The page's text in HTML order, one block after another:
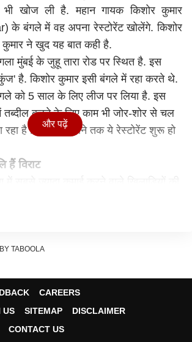
भी खोज ली है. महान गायक किशोर कुमार
के बंगले में वह अपना रेस्टोरेंट खोलेंगे. किशोर
ने खुद यह बात कही है.
मुंबई के जुहू तारा रोड पर स्थित है. इस
है. किशोर कुमार इसी बंगले में रहा करते थे.
को 5 साल के लिए लीज पर लिया है. इस
तब्दील करने के लिए काम भी जोर-शोर से चल
रहा है कि अगले महीने तक ये रेस्टोरेंट शुरू हो
हैं विराट
नाम की एक टेनिस टीम के को-फाउंडर
से ज्यादा म्यूजिक डायरेक्टर्स के साथ 2678
और पढ़ें
TABOOLA
CAREERS
US
SITEMAP
DISCLAIMER
CONTACT US